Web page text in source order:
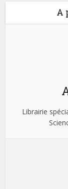
A
Librairie